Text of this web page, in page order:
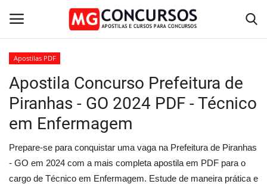
Home
Apostilas PDF
Apostila Impressa
Cursos Online
Apostilas PDF
Apostila Concurso Prefeitura de
Piranhas - GO 2024 PDF - Técnico
em Enfermagem
Prepare-se para conquistar uma vaga na Prefeitura de Piranhas
- GO em 2024 com a mais completa apostila em PDF para o
cargo de Técnico em Enfermagem. Estude de maneira prática e